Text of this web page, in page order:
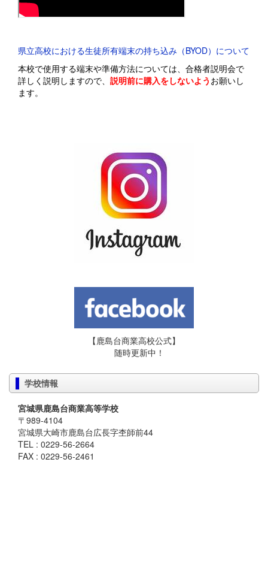
県立高校における生徒所有端末の持ち込み（BYOD）について
本校で使用する端末や準備方法については、合格者説明会で
詳しく説明しますので、 説明前に購入をしないよう お願いし
ます。
【鹿島台商業高校公式】
随時更新中！
学校情報
宮城県鹿島台商業高等学校
〒989-4104
宮城県大崎市鹿島台広長字杢師前44
TEL : 0229-56-2664
FAX : 0229-56-2461